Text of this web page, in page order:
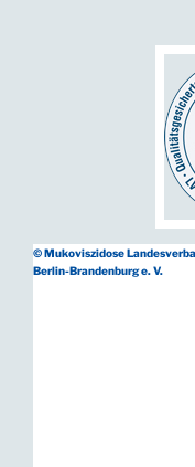
© Mukoviszidose
Berlin-Brandenburg e. V.